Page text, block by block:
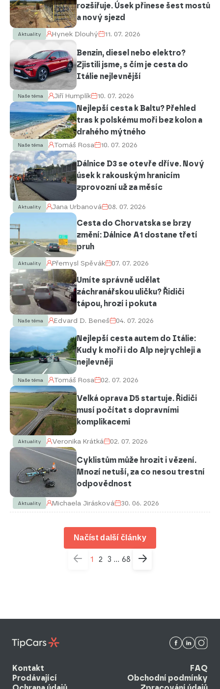
rozšiřuje. Úsek přinese šest mostů
a nový sjezd
Aktuality Hynek Dlouhý 11. 07. 2026
Benzin, diesel nebo elektro?
Zjistili jsme, s čím je cesta do
Itálie nejlevnější
Naše téma Jiří Humplík 10. 07. 2026
Nejlepší cesta k Baltu? Přehled
tras k polskému moři bez kolon a
drahého mýtného
Naše téma Tomáš Rosa 10. 07. 2026
Dálnice D3 se otevře dříve. Nový
úsek k rakouským hranicím
zprovozní už za měsíc
Aktuality Jana Urbanová 08. 07. 2026
Cesta do Chorvatska se brzy
změní: Dálnice A1 dostane třetí
pruh
Aktuality Přemysl Spěvák 07. 07. 2026
Umíte správně udělat
záchranářskou uličku? Řidiči
tápou, hrozí i pokuta
Naše téma Edvard D. Beneš 04. 07. 2026
Nejlepší cesta autem do Itálie:
Kudy k moři i do Alp nejrychleji a
nejlevněji
Naše téma Tomáš Rosa 02. 07. 2026
Velká oprava D5 startuje. Řidiči
musí počítat s dopravními
komplikacemi
Aktuality Veronika Krátká 02. 07. 2026
Cyklistům může hrozit i vězení.
Mnozí netuší, za co nesou trestní
odpovědnost
Aktuality Michaela Jirásková 30. 06. 2026
Načíst další články
1 2 3 ... 68
Kontakt
FAQ
Prodávající
Obchodní podmínky